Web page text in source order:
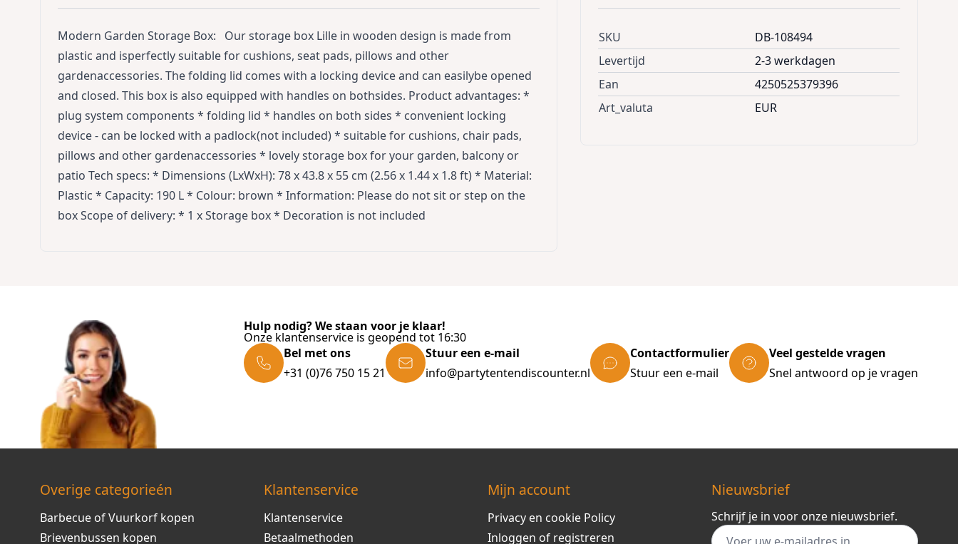
Modern Garden Storage Box: Our storage box Lille in wooden design is made from
plastic and isperfectly suitable for cushions, seat pads, pillows and other
gardenaccessories. The folding lid comes with a locking device and can easilybe opened
and closed. This box is also equipped with handles on bothsides. Product advantages: *
plug system components * folding lid * handles on both sides * convenient locking
device - can be locked with a padlock(not included) * suitable for cushions, chair pads,
pillows and other gardenaccessories * lovely storage box for your garden, balcony or
patio Tech specs: * Dimensions (LxWxH): 78 x 43.8 x 55 cm (2.56 x 1.44 x 1.8 ft) * Material:
Plastic * Capacity: 190 L * Colour: brown * Information: Please do not sit or step on the
box Scope of delivery: * 1 x Storage box * Decoration is not included
SKU
DB-108494
Levertijd
2-3 werkdagen
Ean
4250525379396
Art_valuta
EUR
Hulp nodig? We staan voor je klaar!
Onze klantenservice is geopend tot 16:30
Bel met ons
+31 (0)76 750 15 21
Stuur een e-mail
info@partytentendiscounter.nl
Contactformulier
Stuur een e-mail
Veel gestelde vragen
Snel antwoord op je vragen
Overige categorieén
Barbecue of Vuurkorf kopen
Brievenbussen kopen
Klantenservice
Klantenservice
Betaalmethoden
Mijn account
Privacy en cookie Policy
Inloggen of registreren
Nieuwsbrief
Schrijf je in voor onze nieuwsbrief.
E-mail adres